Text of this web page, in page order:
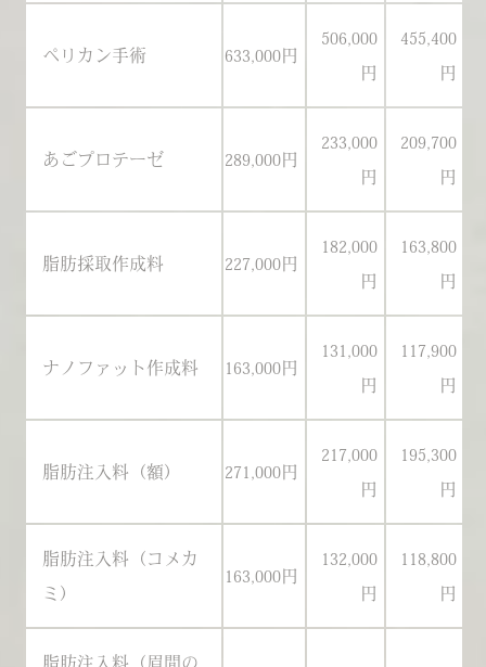
ペリカン手術 633,000円
506,000
円
455,400
円
あごプロテーゼ 289,000円
233,000
円
209,700
円
脂肪採取作成料 227,000円
182,000
円
163,800
円
ナノファット作成料 163,000円
131,000
円
117,900
円
脂肪注入料（額） 271,000円
217,000
円
195,300
円
脂肪注入料（コメカ
ミ）
163,000円
132,000
円
118,800
円
脂肪注入料（眉間の